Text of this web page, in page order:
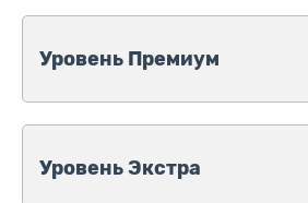
Уровень Премиум
Уровень Экстра